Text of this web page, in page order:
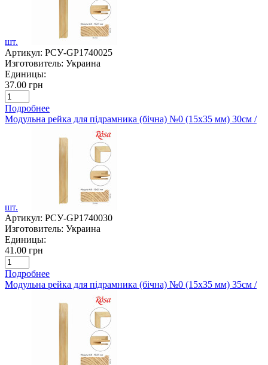
шт.
Артикул: РСУ-GP1740025
Изготовитель: Украина
Единицы:
37.00 грн
Подробнее
Модульна рейка для підрамника (бічна) №0 (15х35 мм) 30см /
шт.
Артикул: РСУ-GP1740030
Изготовитель: Украина
Единицы:
41.00 грн
Подробнее
Модульна рейка для підрамника (бічна) №0 (15х35 мм) 35см /